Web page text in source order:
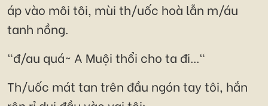
áp vào môi tôi, mùi th/uốc hoà lẫn m/áu
tanh nồng.
"đ/au quá~ A Muội thổi cho ta đi..."
Th/uốc mát tan trên đầu ngón tay tôi, hắn